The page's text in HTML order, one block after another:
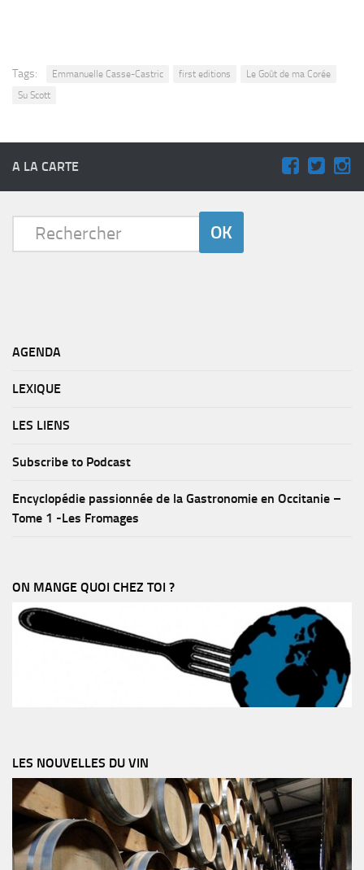
Tags: Emmanuelle Casse-Castric first editions
Le Goût de ma Corée
Su Scott
A LA CARTE
AGENDA
LEXIQUE
LES LIENS
Subscribe to Podcast
Encyclopédie passionnée de la Gastronomie en Occitanie –
Tome 1 -Les Fromages
ON MANGE QUOI CHEZ TOI ?
LES NOUVELLES DU VIN